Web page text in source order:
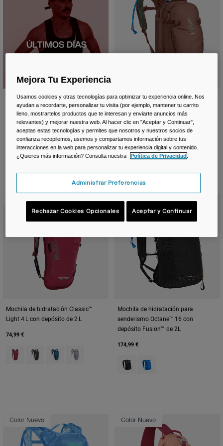
Mochila H.A.W.G.® MTB de 20L con
depósito de 3L
199,99 €
Product swatch type of Asphalt.
Product swatch type of
Product swatch
Color Nuevo
Mochila de hidratación Classic™
Light 4 L con depósito de 2 L
74,99 €
Product swatch type of Berry.
Product swatch type of Black.
Product swatch type of Gibraltar Navy/Black.
Product swatch type of Gunmetal/Hydro.
Mochila de hidratación para
senderismo Octane™ 16 con
depósito Fusion™ de 2L
174,99 €
Product swatch type of Black/
Product swatch type of
Color Nuevo Color Nuevo
Mejora Tu Experiencia
Usamos cookies y otras tecnologías para optimizar tu experiencia online. Nos
ayudan a recordarte, personalizar tu visita (por ejemplo, mantener tu carrito
lleno, mostrartelos productos que te interesan y enviarte anuncios más
relevantes) y mejorar nuestra web. Al hacer clic en "Aceptar y Continuar",
aceptas estas tecnologías y permites que nosotros y nuestros socios de
confianza recopilemos, usemos y compartamos información sobre tus
interacciones en la web para personalizar tu experiencia digital y contenido.
¿Quieres más información? Consulta nuestra
Política de Privacidad .
Administrar Preferencias
Rechazar Cookies Opcionales Aceptar y Continuar